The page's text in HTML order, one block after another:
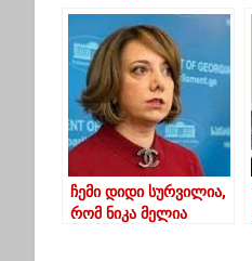
ГРУ-ს
გასაიდუმლოებული
დოკუმენტი მოიპოვა
ჩემი დიდი სურვილია,
რომ ნიკა მელია